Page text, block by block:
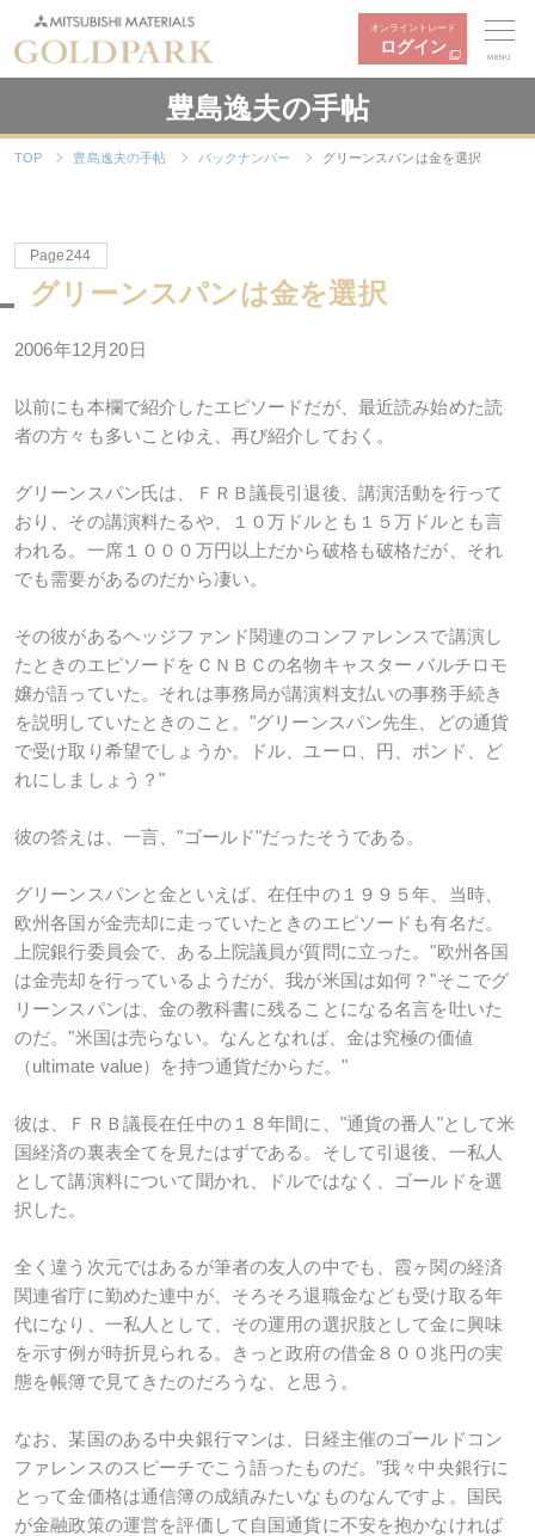
オンライントレード
ログイン
MENU
豊島逸夫の手帖
TOP 豊島逸夫の手帖 バックナンバー グリーンスパンは金を選択
Page244
グリーンスパンは金を選択
2006年12月20日
以前にも本欄で紹介したエピソードだが、最近読み始めた読
者の方々も多いことゆえ、再び紹介しておく。
グリーンスパン氏は、ＦＲＢ議長引退後、講演活動を行って
おり、その講演料たるや、１０万ドルとも１５万ドルとも言
われる。一席１０００万円以上だから破格も破格だが、それ
でも需要があるのだから凄い。
その彼があるヘッジファンド関連のコンファレンスで講演し
たときのエピソードをＣＮＢＣの名物キャスター バルチロモ
嬢が語っていた。それは事務局が講演料支払いの事務手続き
を説明していたときのこと。"グリーンスパン先生、どの通貨
で受け取り希望でしょうか。ドル、ユーロ、円、ポンド、ど
れにしましょう？"
彼の答えは、一言、"ゴールド"だったそうである。
グリーンスパンと金といえば、在任中の１９９５年、当時、
欧州各国が金売却に走っていたときのエピソードも有名だ。
上院銀行委員会で、ある上院議員が質問に立った。"欧州各国
は金売却を行っているようだが、我が米国は如何？"そこでグ
リーンスパンは、金の教科書に残ることになる名言を吐いた
のだ。"米国は売らない。なんとなれば、金は究極の価値
（ultimate value）を持つ通貨だからだ。"
彼は、ＦＲＢ議長在任中の１８年間に、"通貨の番人"として米
国経済の裏表全てを見たはずである。そして引退後、一私人
として講演料について聞かれ、ドルではなく、ゴールドを選
択した。
全く違う次元ではあるが筆者の友人の中でも、霞ヶ関の経済
関連省庁に勤めた連中が、そろそろ退職金なども受け取る年
代になり、一私人として、その運用の選択肢として金に興味
を示す例が時折見られる。きっと政府の借金８００兆円の実
態を帳簿で見てきたのだろうな、と思う。
なお、某国のある中央銀行マンは、日経主催のゴールドコン
ファレンスのスピーチでこう語ったものだ。"我々中央銀行に
とって金価格は通信簿の成績みたいなものなんですよ。国民
が金融政策の運営を評価して自国通貨に不安を抱かなければ